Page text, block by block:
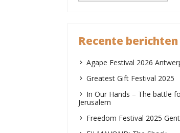
Recente berichten
Agape Festival 2026
Greatest Gift Festival 2025
In Our Hands – The battle
Jerusalem
Freedom Festival 2025 Gent